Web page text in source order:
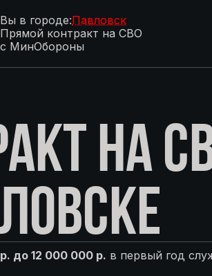
Вы в городе:Павловск
Прямой контракт на СВО
с МинОбороны
НА
до 12 000 000 р. в первый год